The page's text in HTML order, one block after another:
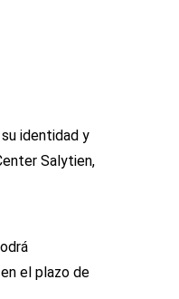
identidad y
Salytien,
el plazo de